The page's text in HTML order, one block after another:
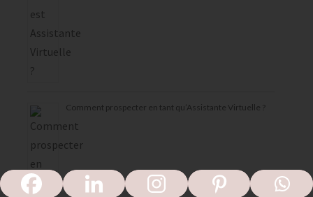
Comment prospecter en tant qu’Assistante Virtuelle ?